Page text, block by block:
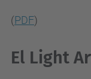
(PDF)
El Light